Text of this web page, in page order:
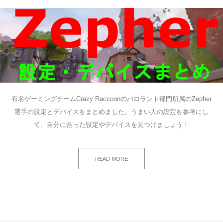
有名ゲーミングチームCrazy Raccoonのバロラント部門所属のZepher
選手の設定とデバイスをまとめました。うまい人の設定を参考にし
て、自分に合った設定やデバイスを見つけましょう！
READ MORE